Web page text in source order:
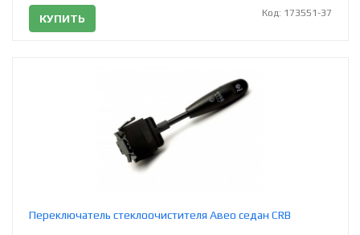
КУПИТЬ Код: 173551-37
Переключатель стеклоочистителя Авео седан CRB